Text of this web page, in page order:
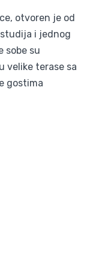
otvoren je od
i jednog
sobe su
velike terase sa
gostima